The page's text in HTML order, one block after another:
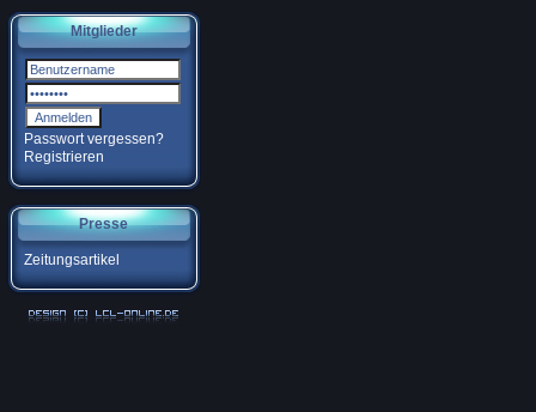
Mitglieder
Passwort vergessen?
Registrieren
Presse
Zeitungsartikel